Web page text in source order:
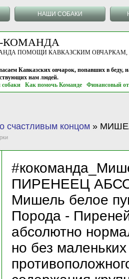
НАШИ СОБАКИ
КОМАНДА
ПОМОЩИ КАВКАЗСКИМ ОВЧАРКАМ, г.
Кавказских овчарок, попавших в беду,
нам людей.
Как помочь Команде Финансовый
счастливым концом »
ПИРЕНЕЕЦ
Мишель белое
Порода -
абсолютно
но без